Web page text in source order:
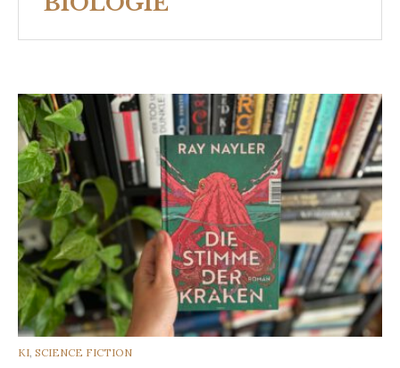
CATEGORIES
KI, SCIENCE FICTION